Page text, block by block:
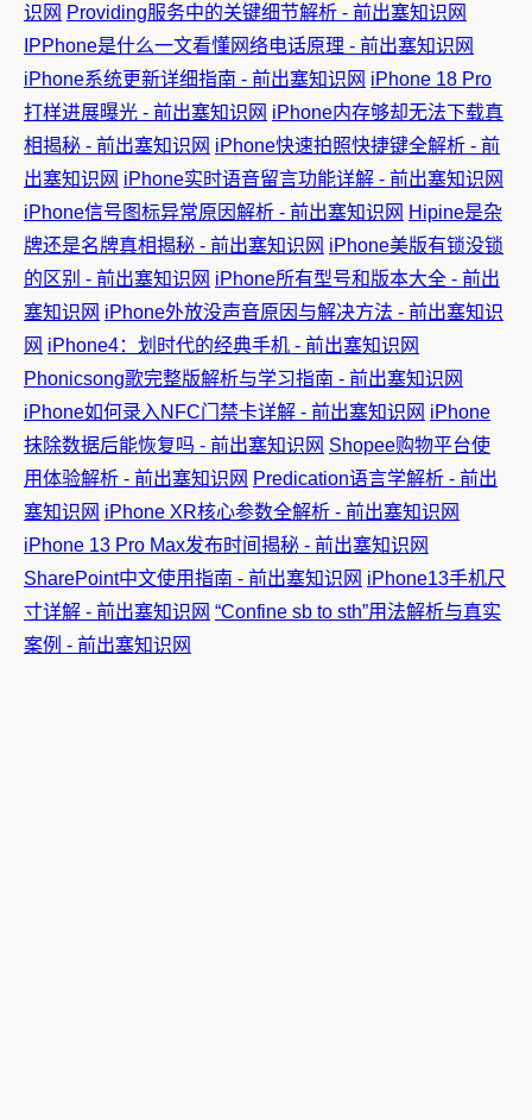
识网 Providing服务中的关键细节解析 - 前出塞知识网
IPPhone是什么一文看懂网络电话原理 - 前出塞知识网
iPhone系统更新详细指南 - 前出塞知识网 iPhone 18 Pro
打样进展曝光 - 前出塞知识网 iPhone内存够却无法下载真
相揭秘 - 前出塞知识网 iPhone快速拍照快捷键全解析 - 前
出塞知识网 iPhone实时语音留言功能详解 - 前出塞知识网
iPhone信号图标异常原因解析 - 前出塞知识网 Hipine是杂
牌还是名牌真相揭秘 - 前出塞知识网 iPhone美版有锁没锁
的区别 - 前出塞知识网 iPhone所有型号和版本大全 - 前出
塞知识网 iPhone外放没声音原因与解决方法 - 前出塞知识
网 iPhone4：划时代的经典手机 - 前出塞知识网
Phonicsong歌完整版解析与学习指南 - 前出塞知识网
iPhone如何录入NFC门禁卡详解 - 前出塞知识网 iPhone
抹除数据后能恢复吗 - 前出塞知识网 Shopee购物平台使
用体验解析 - 前出塞知识网 Predication语言学解析 - 前出
塞知识网 iPhone XR核心参数全解析 - 前出塞知识网
iPhone 13 Pro Max发布时间揭秘 - 前出塞知识网
SharePoint中文使用指南 - 前出塞知识网 iPhone13手机尺
寸详解 - 前出塞知识网 “Confine sb to sth”用法解析与真实
案例 - 前出塞知识网